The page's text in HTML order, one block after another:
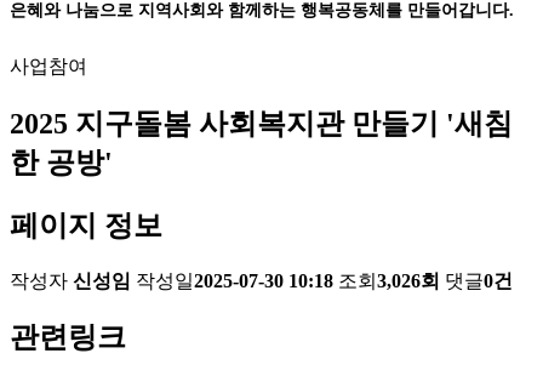
은혜와 나눔으로 지역사회와 함께하는 행복공동체를 만들어갑니다.
사업참여
2025 지구돌봄 사회복지관 만들기 '새침
한 공방'
페이지 정보
작성자 신성임 작성일2025-07-30 10:18 조회 3,026회 댓글0건
관련링크